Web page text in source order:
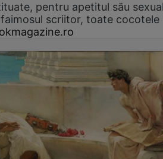
pentru apetitul său
scriitor, toate cocotele
okmagazine.ro